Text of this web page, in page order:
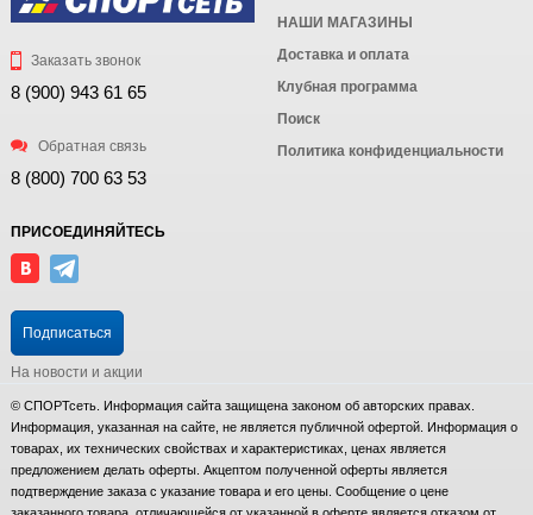
Заказать звонок
8 (900) 943 61 65
Обратная связь
8 (800) 700 63 53
НАШИ МАГАЗИНЫ
Доставка и оплата
Клубная программа
Поиск
Политика конфиденциальности
ПРИСОЕДИНЯЙТЕСЬ
Подписаться
На новости и акции
© СПОРТсеть. Информация сайта защищена законом об авторских правах.
Информация, указанная на сайте, не является публичной офертой. Информация о
товарах, их технических свойствах и характеристиках, ценах является
предложением делать оферты. Акцептом полученной оферты является
подтверждение заказа с указание товара и его цены. Сообщение о цене